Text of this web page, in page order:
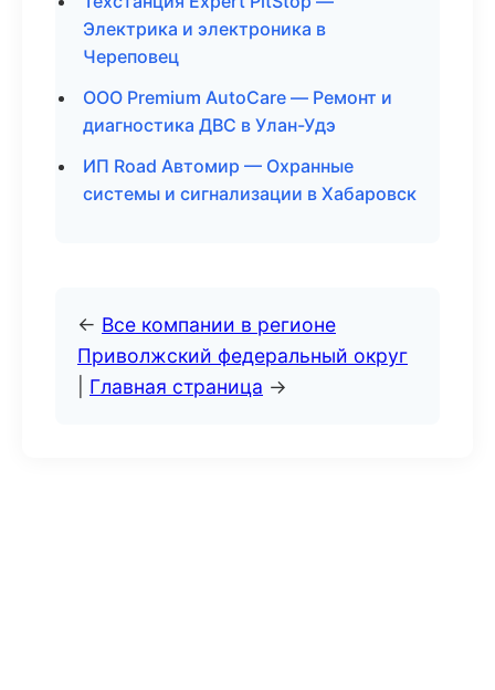
Электрика и электроника в
Череповец
ООО Premium AutoCare — Ремонт и
диагностика ДВС в Улан-Удэ
ИП Road Автомир — Охранные
системы и сигнализации в Хабаровск
← Все компании в регионе
Приволжский федеральный округ
Главная страница →